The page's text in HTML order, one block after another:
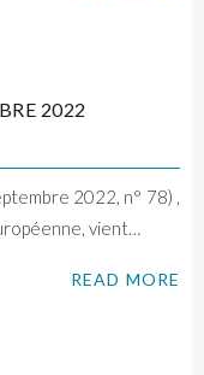
2022
2022, n° 78) ,
vient…
READ MORE